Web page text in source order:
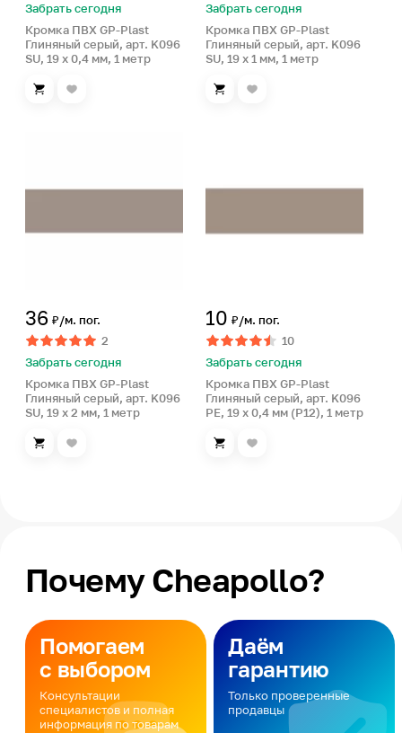
Забрать сегодня
Кромка ПВХ GP-Plast
Глиняный серый, арт. K096
SU, 19 x 0,4 мм, 1 метр
Забрать сегодня
Кромка ПВХ GP-Plast
Глиняный серый, арт. K096
SU, 19 x 1 мм, 1 метр
36 ₽/м. пог.
2
Забрать сегодня
Кромка ПВХ GP-Plast
Глиняный серый, арт. K096
SU, 19 x 2 мм, 1 метр
10 ₽/м. пог.
10
Забрать сегодня
Кромка ПВХ GP-Plast
Глиняный серый, арт. K096
РЕ, 19 x 0,4 мм (Р12), 1 метр
Почему Cheapollo?
Помогаем
с выбором
Консультации
специалистов и полная
информация по товарам
Даём
гарантию
Только проверенные
продавцы